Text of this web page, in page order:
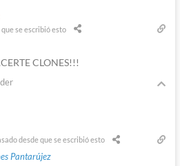
se escribió esto
CLONES!!!
desde que se escribió esto
Pantarújez